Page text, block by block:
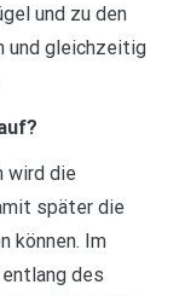
und zu den
und gleichzeitig
wird die
später die
können. Im
des